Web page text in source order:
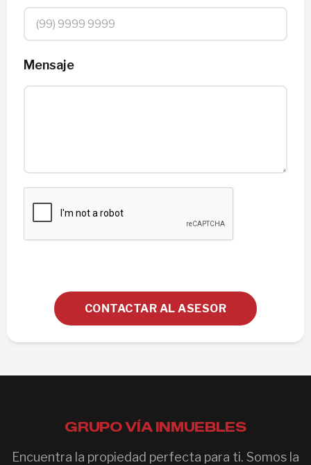
Mensaje
CONTACTAR AL ASESOR
GRUPO VÍA INMUEBLES
Encuentra la propiedad perfecta para ti. Somos la